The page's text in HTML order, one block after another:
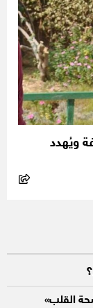
ويُهدد
القلب»